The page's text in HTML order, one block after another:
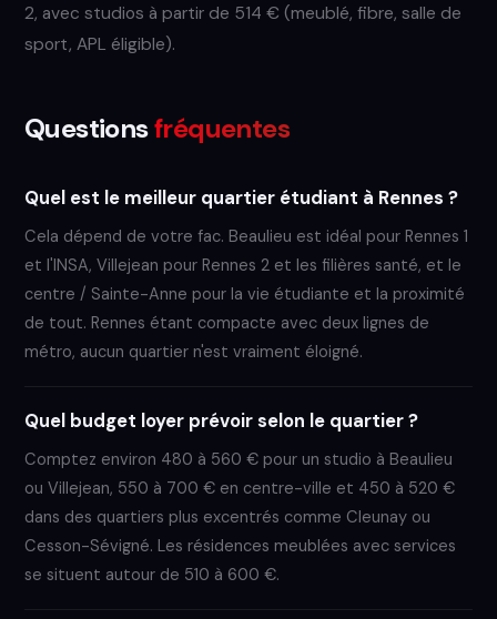
2, avec studios à partir de 514 € (meublé, fibre, salle de
sport, APL éligible).
Questionsfréquentes
Quel est le meilleur quartier étudiant à Rennes ?
Cela dépend de votre fac. Beaulieu est idéal pour Rennes 1
et l'INSA, Villejean pour Rennes 2 et les filières santé, et le
centre / Sainte-Anne pour la vie étudiante et la proximité
de tout. Rennes étant compacte avec deux lignes de
métro, aucun quartier n'est vraiment éloigné.
Quel budget loyer prévoir selon le quartier ?
Comptez environ 480 à 560 € pour un studio à Beaulieu
ou Villejean, 550 à 700 € en centre-ville et 450 à 520 €
dans des quartiers plus excentrés comme Cleunay ou
Cesson-Sévigné. Les résidences meublées avec services
se situent autour de 510 à 600 €.